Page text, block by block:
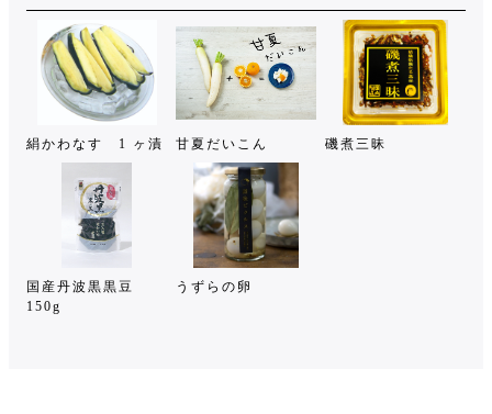
絹かわなす 1 ヶ漬 甘夏だいこん 磯煮三昧
国産丹波黒黒豆
150g
うずらの卵